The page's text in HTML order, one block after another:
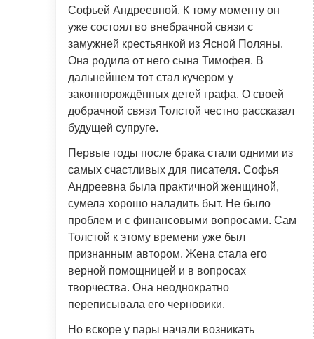
Софьей Андреевной. К тому моменту он
уже состоял во внебрачной связи с
замужней крестьянкой из Ясной Поляны.
Она родила от него сына Тимофея. В
дальнейшем тот стал кучером у
законнорождённых детей графа. О своей
добрачной связи Толстой честно рассказал
будущей супруге.
Первые годы после брака стали одними из
самых счастливых для писателя. Софья
Андреевна была практичной женщиной,
сумела хорошо наладить быт. Не было
проблем и с финансовыми вопросами. Сам
Толстой к этому времени уже был
признанным автором. Жена стала его
верной помощницей и в вопросах
творчества. Она неоднократно
переписывала его черновики.
Но вскоре у пары начали возникать